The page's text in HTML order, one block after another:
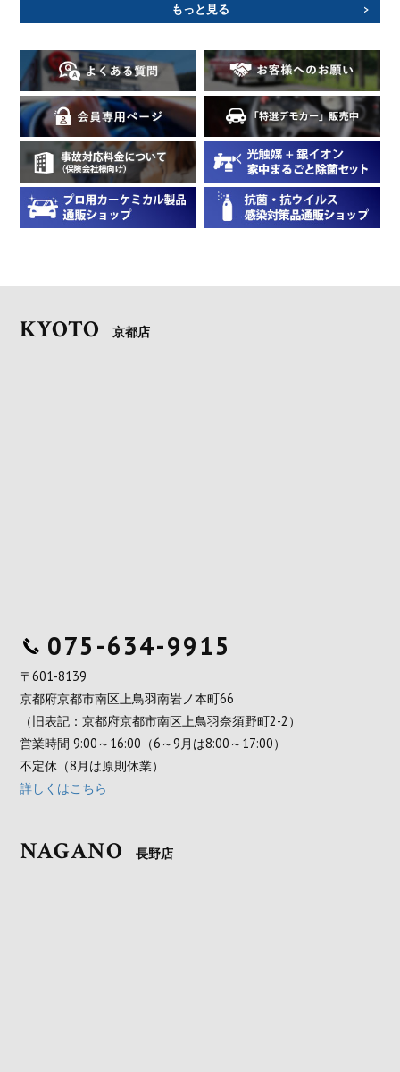
もっと見る
KYOTO 京都店
075-634-9915
〒601-8139
京都府京都市南区上鳥羽南岩ノ本町66
（旧表記：京都府京都市南区上鳥羽奈須野町2-2）
営業時間 9:00～16:00（6～9月は8:00～17:00）
不定休（8月は原則休業）
詳しくはこちら
NAGANO 長野店